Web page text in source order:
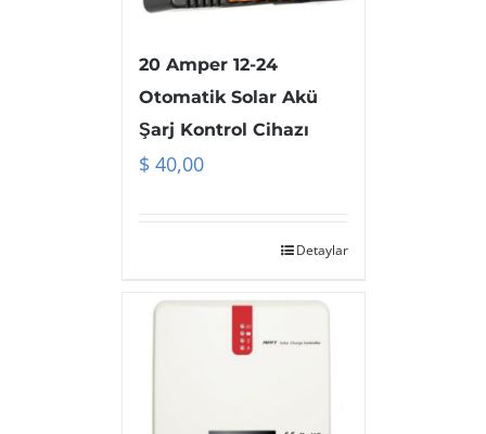
20 Amper 12-24
Otomatik Solar Akü
Şarj Kontrol Cihazı
$40,00
Detaylar